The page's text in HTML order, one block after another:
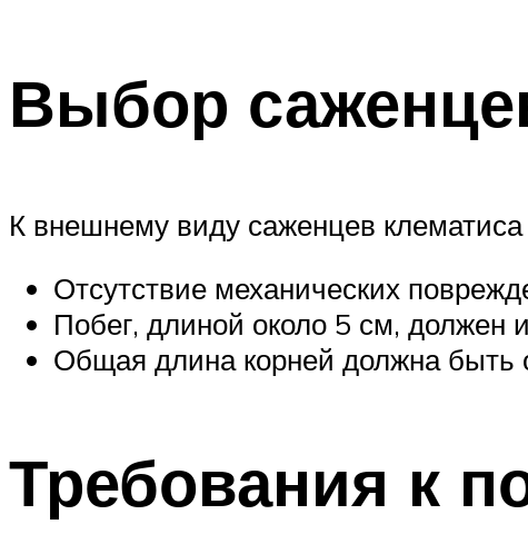
Выбор
К внешнему виду саженцев
Отсутствие механических
Побег, длиной около 5 см, должен
Общая длина корней должна быть
Требования к